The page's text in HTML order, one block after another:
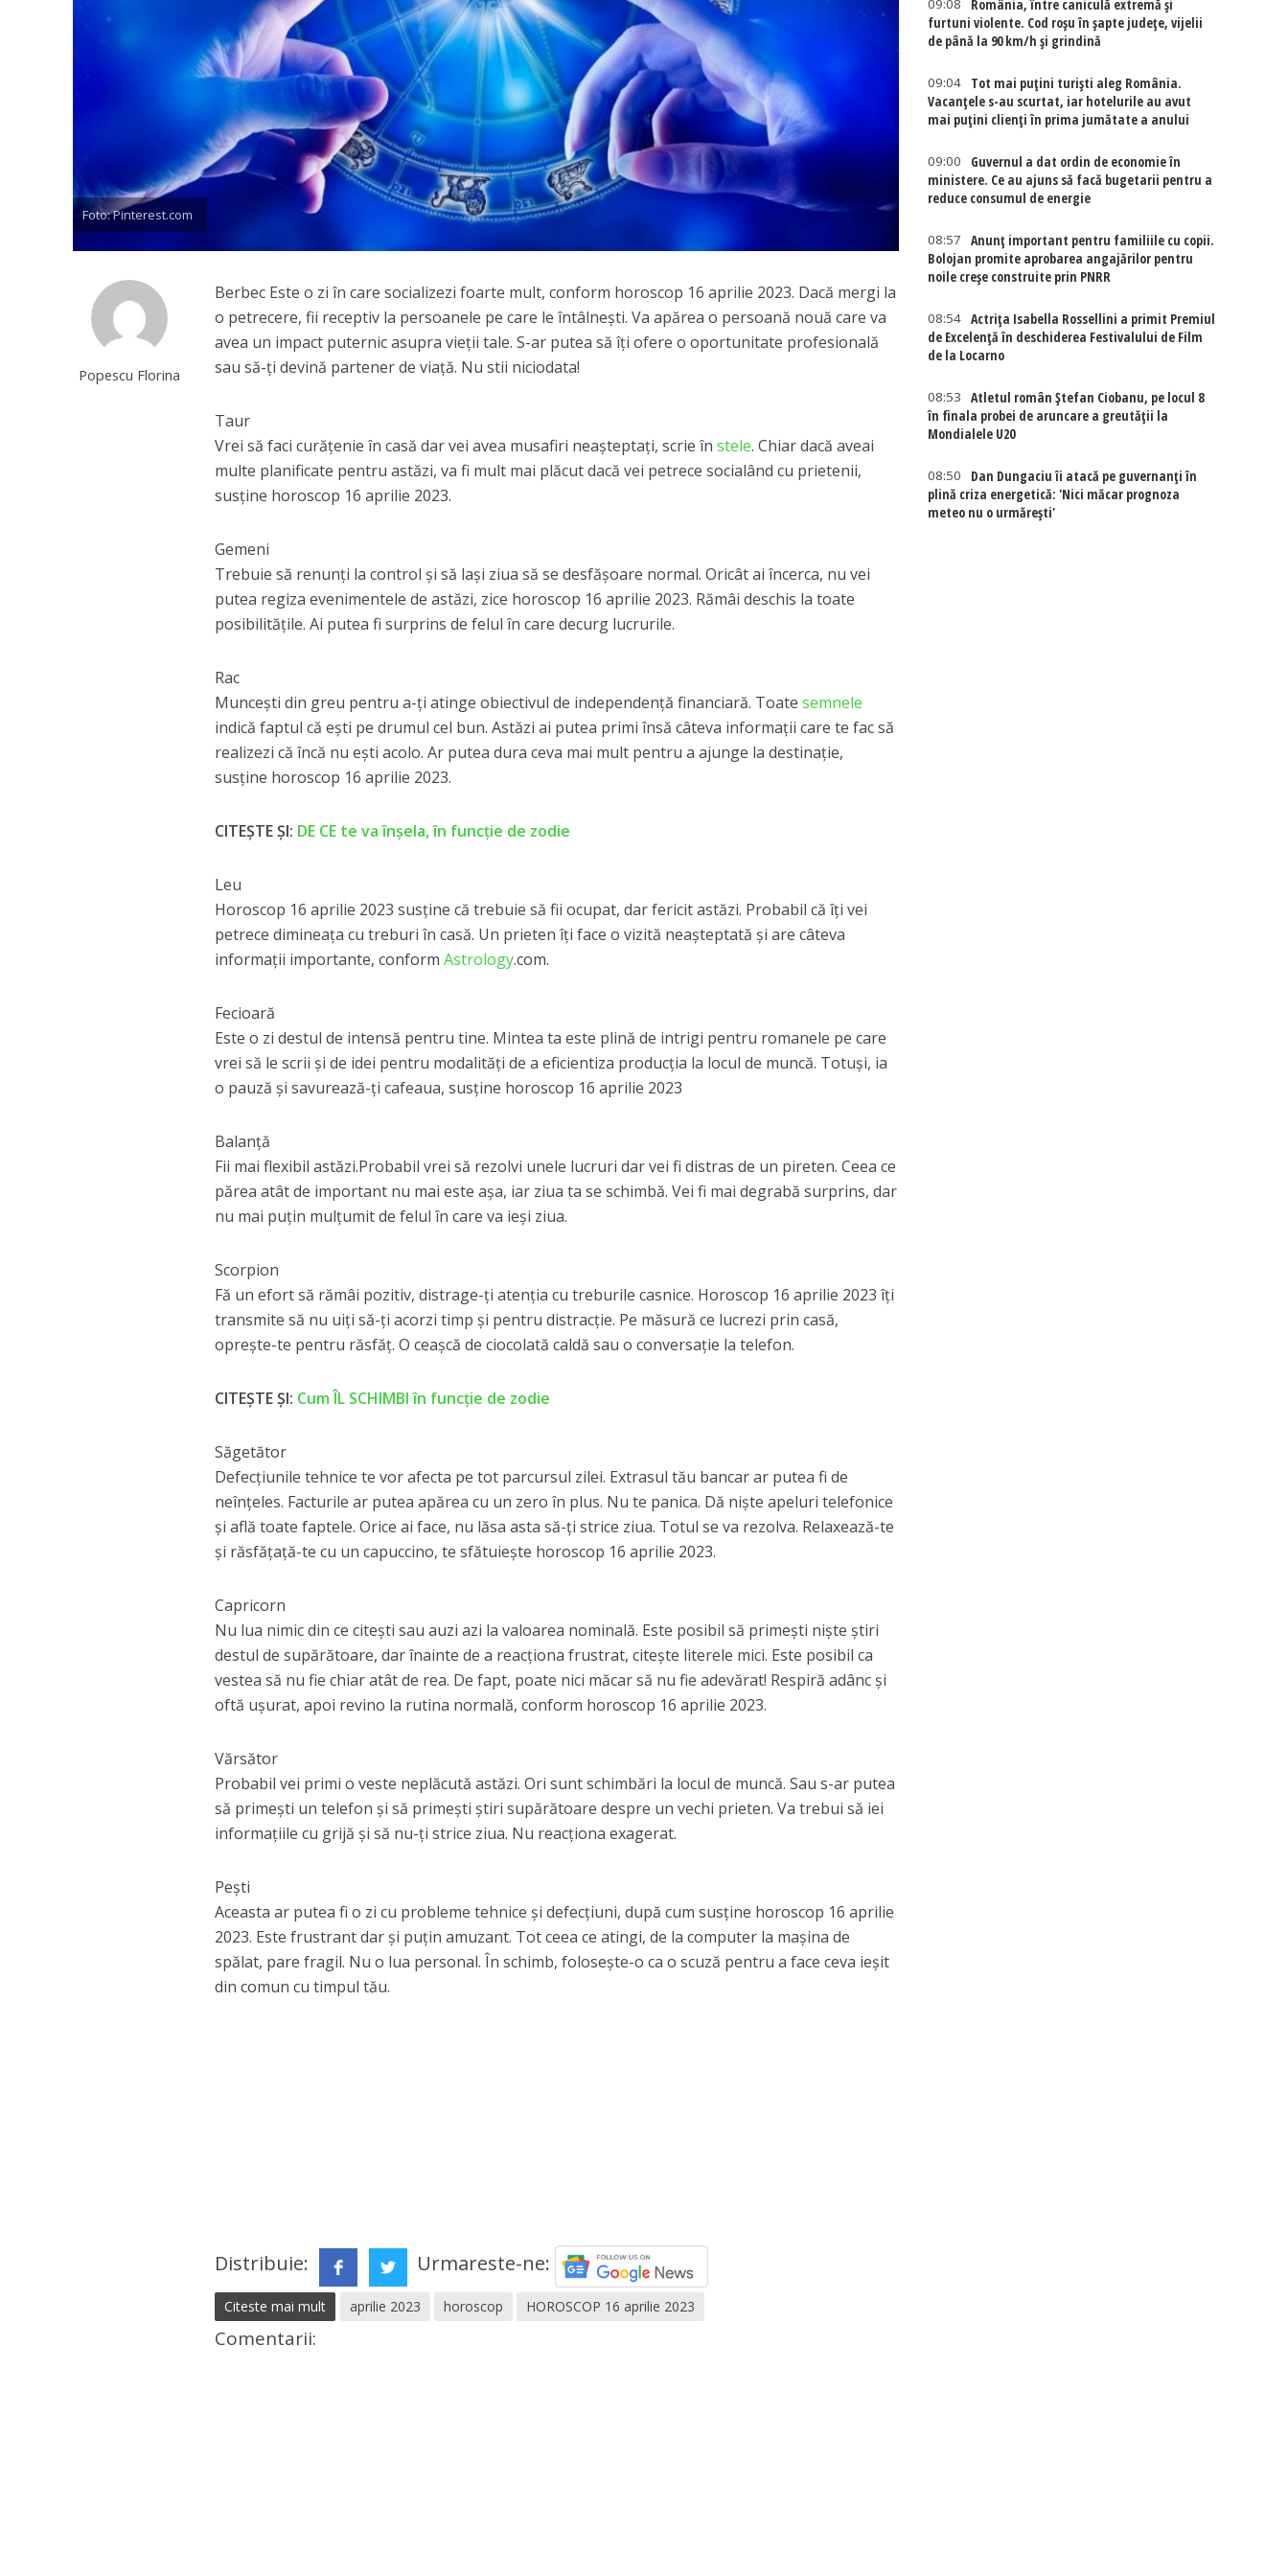
Foto: Pinterest.com
Popescu Florina
Berbec Este o zi în care socializezi foarte mult, conform horoscop 16 aprilie 2023. Dacă mergi la
o petrecere, fii receptiv la persoanele pe care le întâlnești. Va apărea o persoană nouă care va
avea un impact puternic asupra vieții tale. S-ar putea să îți ofere o oportunitate profesională
sau să-ți devină partener de viață. Nu stii niciodata!
Taur
Vrei să faci curățenie în casă dar vei avea musafiri neașteptați, scrie înstele. Chiar dacă aveai
multe planificate pentru astăzi, va fi mult mai plăcut dacă vei petrece socialând cu prietenii,
susține horoscop 16 aprilie 2023.
Gemeni
Trebuie să renunți la control și să lași ziua să se desfășoare normal. Oricât ai încerca, nu vei
putea regiza evenimentele de astăzi, zice horoscop 16 aprilie 2023. Rămâi deschis la toate
posibilitățile. Ai putea fi surprins de felul în care decurg lucrurile.
Rac
Muncești din greu pentru a-ți atinge obiectivul de independență financiară. Toatesemnele
indică faptul că ești pe drumul cel bun. Astăzi ai putea primi însă câteva informații care te fac să
realizezi că încă nu ești acolo. Ar putea dura ceva mai mult pentru a ajunge la destinație,
susține horoscop 16 aprilie 2023.
CITEȘTE ȘI: DE CE te va înșela, în funcție de zodie
Leu
Horoscop 16 aprilie 2023 susține că trebuie să fii ocupat, dar fericit astăzi. Probabil că îți vei
petrece dimineața cu treburi în casă. Un prieten îți face o vizită neașteptată și are câteva
informații importante, conformAstrology.com.
Fecioară
Este o zi destul de intensă pentru tine. Mintea ta este plină de intrigi pentru romanele pe care
vrei să le scrii și de idei pentru modalități de a eficientiza producția la locul de muncă. Totuși, ia
o pauză și savurează-ți cafeaua, susține horoscop 16 aprilie 2023
Balanță
Fii mai flexibil astăzi.Probabil vrei să rezolvi unele lucruri dar vei fi distras de un pireten. Ceea ce
părea atât de important nu mai este așa, iar ziua ta se schimbă. Vei fi mai degrabă surprins, dar
nu mai puțin mulțumit de felul în care va ieși ziua.
Scorpion
Fă un efort să rămâi pozitiv, distrage-ți atenția cu treburile casnice. Horoscop 16 aprilie 2023 îți
transmite să nu uiți să-ți acorzi timp și pentru distracție. Pe măsură ce lucrezi prin casă,
oprește-te pentru răsfăț. O ceașcă de ciocolată caldă sau o conversație la telefon.
CITEȘTE ȘI: Cum ÎL SCHIMBI în funcție de zodie
Săgetător
Defecțiunile tehnice te vor afecta pe tot parcursul zilei. Extrasul tău bancar ar putea fi de
neînțeles. Facturile ar putea apărea cu un zero în plus. Nu te panica. Dă niște apeluri telefonice
și află toate faptele. Orice ai face, nu lăsa asta să-ți strice ziua. Totul se va rezolva. Relaxează-te
și răsfățață-te cu un capuccino, te sfătuiește horoscop 16 aprilie 2023.
Capricorn
Nu lua nimic din ce citești sau auzi azi la valoarea nominală. Este posibil să primești niște știri
destul de supărătoare, dar înainte de a reacționa frustrat, citește literele mici. Este posibil ca
vestea să nu fie chiar atât de rea. De fapt, poate nici măcar să nu fie adevărat! Respiră adânc și
oftă ușurat, apoi revino la rutina normală, conform horoscop 16 aprilie 2023.
Vărsător
Probabil vei primi o veste neplăcută astăzi. Ori sunt schimbări la locul de muncă. Sau s-ar putea
să primești un telefon și să primești știri supărătoare despre un vechi prieten. Va trebui să iei
informațiile cu grijă și să nu-ți strice ziua. Nu reacționa exagerat.
Pești
Aceasta ar putea fi o zi cu probleme tehnice și defecțiuni, după cum susține horoscop 16 aprilie
2023. Este frustrant dar și puțin amuzant. Tot ceea ce atingi, de la computer la mașina de
spălat, pare fragil. Nu o lua personal. În schimb, folosește-o ca o scuză pentru a face ceva ieșit
din comun cu timpul tău.
Distribuie: Urmareste-ne:
Citeste mai mult aprilie 2023 horoscop HOROSCOP 16 aprilie 2023
Comentarii:
09:08
România, între caniculă extremă și
furtuni violente. Cod roșu în șapte județe, vijelii
de până la 90 km/h și grindină
09:04
Tot mai puțini turiști aleg România.
Vacanțele s-au scurtat, iar hotelurile au avut
mai puțini clienți în prima jumătate a anului
09:00
Guvernul a dat ordin de economie în
ministere. Ce au ajuns să facă bugetarii pentru a
reduce consumul de energie
08:57
Anunț important pentru familiile cu copii.
Bolojan promite aprobarea angajărilor pentru
noile creșe construite prin PNRR
08:54 Actriţa Isabella Rossellini a primit Premiul
de Excelenţă în deschiderea Festivalului de Film
de la Locarno
08:53
Atletul român Ștefan Ciobanu, pe locul 8
în finala probei de aruncare a greutății la
Mondialele U20
08:50
Dan Dungaciu îi atacă pe guvernanți în
plină criza energetică: 'Nici măcar prognoza
meteo nu o urmărești'